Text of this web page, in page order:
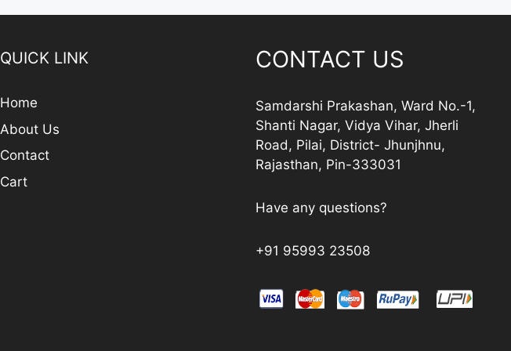
QUICK LINK
Home
About Us
Contact
Cart
CONTACT US
Samdarshi Prakashan, Ward No.-1,
Shanti Nagar, Vidya Vihar, Jherli
Road, Pilai, District- Jhunjhnu,
Rajasthan, Pin-333031
Have any questions?
+91 95993 23508